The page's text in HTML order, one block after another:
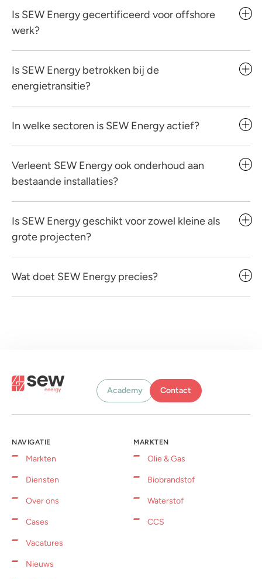
Is SEW Energy gecertificeerd voor offshore
werk?
Is SEW Energy betrokken bij de
energietransitie?
In welke sectoren is SEW Energy actief?
Verleent SEW Energy ook onderhoud aan
bestaande installaties?
Is SEW Energy geschikt voor zowel kleine als
grote projecten?
Wat doet SEW Energy precies?
Academy Contact
NAVIGATIE
Markten
Diensten
Over ons
Cases
Vacatures
Nieuws
MARKTEN
Olie & Gas
Biobrandstof
Waterstof
CCS